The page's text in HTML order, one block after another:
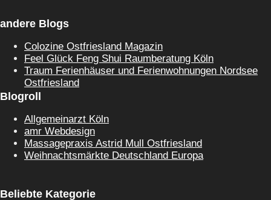
andere Blogs
Colozine Ostfriesland Magazin
Feel Glück Feng Shui Raumberatung Köln
Traum Ferienhäuser und Ferienwohnungen Nordsee
Ostfriesland
Blogroll
Allgemeinarzt Köln
amr Webdesign
Massagepraxis Astrid Mull Ostfriesland
Weihnachtsmärkte Deutschland Europa
Beliebte Kategorie